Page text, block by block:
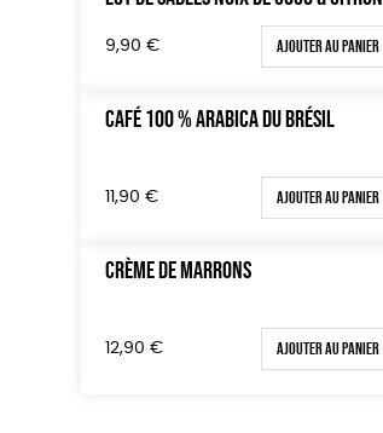
9,90 € Ajouter au panier
CAFÉ 100 % ARABICA DU BRÉSIL
11,90 € Ajouter au panier
CRÈME DE MARRONS
12,90 € Ajouter au panier